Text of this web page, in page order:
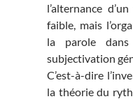
l’alternance
faible, mais
la parole
subjectivation
C’est-à-dire
la théorie du